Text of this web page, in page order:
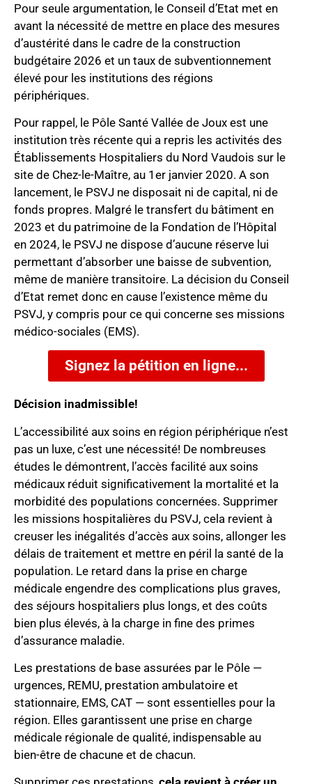
Pour seule argumentation, le Conseil d’Etat met en
avant la nécessité de mettre en place des mesures
d’austérité dans le cadre de la construction
budgétaire 2026 et un taux de subventionnement
élevé pour les institutions des régions
périphériques.
Pour rappel, le Pôle Santé Vallée de Joux est une
institution très récente qui a repris les activités des
Établissements Hospitaliers du Nord Vaudois sur le
site de Chez-le-Maître, au 1er janvier 2020. A son
lancement, le PSVJ ne disposait ni de capital, ni de
fonds propres. Malgré le transfert du bâtiment en
2023 et du patrimoine de la Fondation de l’Hôpital
en 2024, le PSVJ ne dispose d’aucune réserve lui
permettant d’absorber une baisse de subvention,
même de manière transitoire. La décision du Conseil
d’Etat remet donc en cause l’existence même du
PSVJ, y compris pour ce qui concerne ses missions
médico-sociales (EMS).
Signez la pétition en ligne...
Décision inadmissible!
L’accessibilité aux soins en région périphérique n’est
pas un luxe, c’est une nécessité! De nombreuses
études le démontrent, l’accès facilité aux soins
médicaux réduit significativement la mortalité et la
morbidité des populations concernées. Supprimer
les missions hospitalières du PSVJ, cela revient à
creuser les inégalités d’accès aux soins, allonger les
délais de traitement et mettre en péril la santé de la
population. Le retard dans la prise en charge
médicale engendre des complications plus graves,
des séjours hospitaliers plus longs, et des coûts
bien plus élevés, à la charge in fine des primes
d’assurance maladie.
Les prestations de base assurées par le Pôle —
urgences, REMU, prestation ambulatoire et
stationnaire, EMS, CAT — sont essentielles pour la
région. Elles garantissent une prise en charge
médicale régionale de qualité, indispensable au
bien-être de chacune et de chacun.